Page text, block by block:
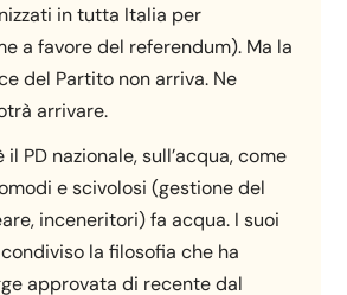
in tutta Italia per
a favore del referendum). Ma la
del Partito non arriva. Ne
arrivare.
il PD nazionale, sull’acqua, come
e scivolosi (gestione del
inceneritori) fa acqua. I suoi
la filosofia che ha
approvata di recente dal